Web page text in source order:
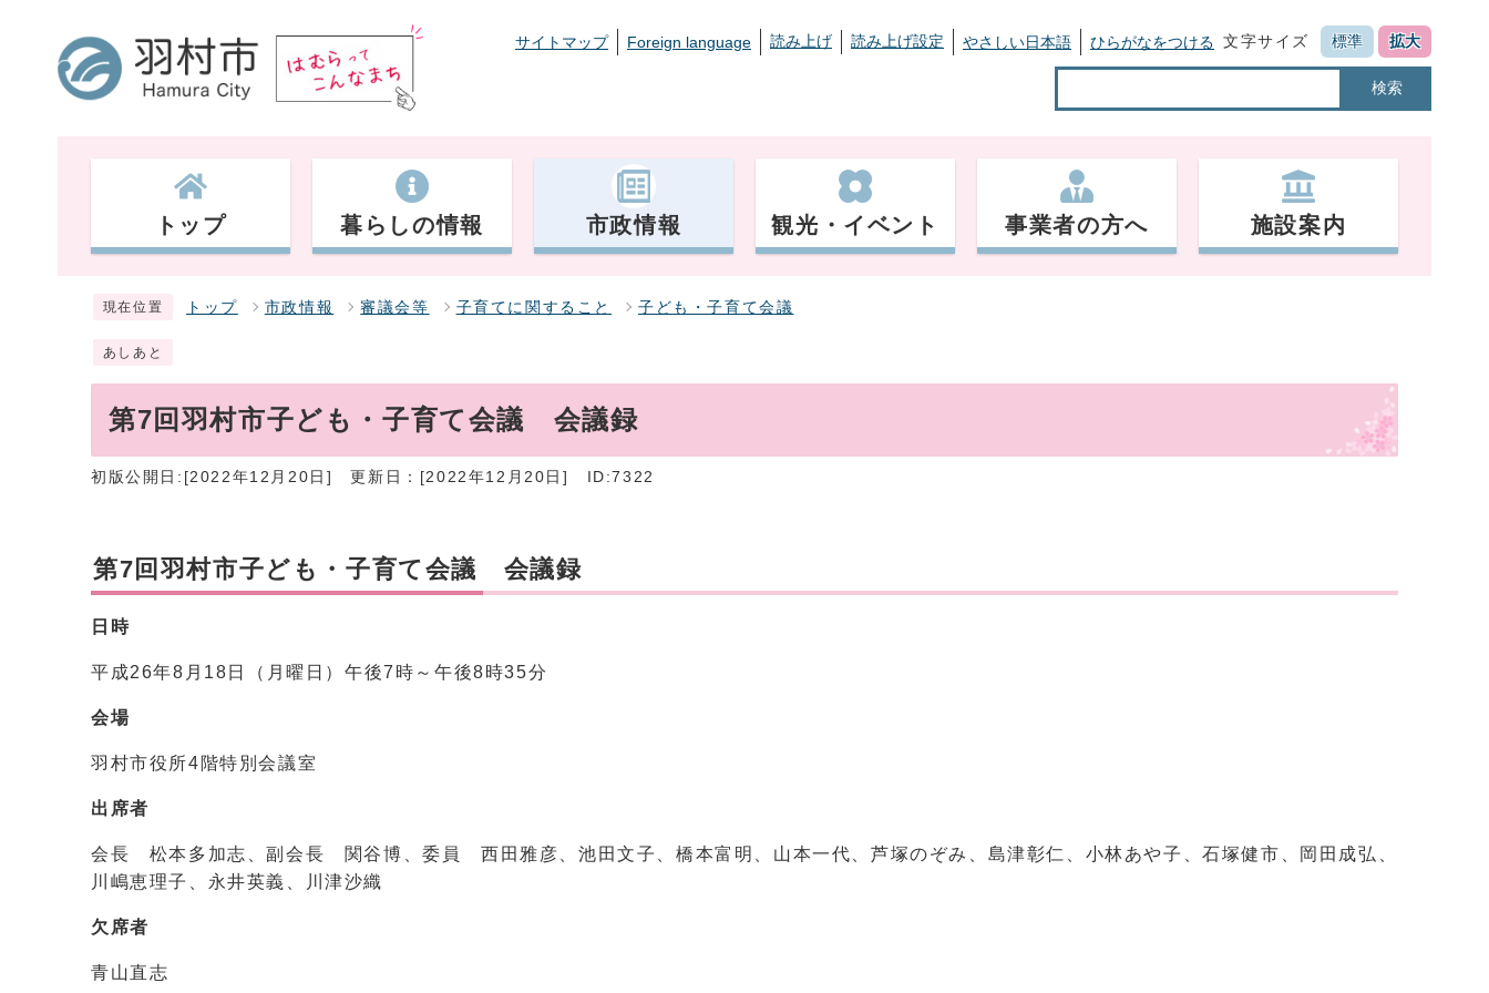
サイトマップ Foreign language 読み上げ 読み上げ設定 やさしい日本語 ひらがなをつける 文字サイズ 標準 拡大
検索
トップ 暮らしの情報 市政情報 観光・イベント 事業者の方へ 施設案内
現在位置 トップ 市政情報 審議会等 子育てに関すること 子ども・子育て会議
あしあと
第7回羽村市子ども・子育て会議 会議録
初版公開日:[2022年12月20日] 更新日：[2022年12月20日] ID:7322
第7回羽村市子ども・子育て会議 会議録
日時
平成26年8月18日（月曜日）午後7時～午後8時35分
会場
羽村市役所4階特別会議室
出席者
会長 松本多加志、副会長 関谷博、委員 西田雅彦、池田文子、橋本富明、山本一代、芦塚のぞみ、島津彰仁、小林あや子、石塚健市、岡田成弘、
川嶋恵理子、永井英義、川津沙織
欠席者
青山直志